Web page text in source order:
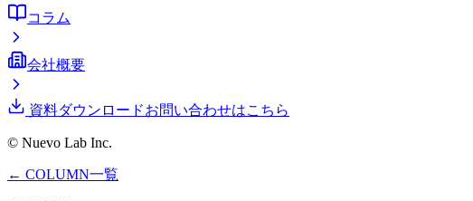
コラム
会社概要
資料ダウンロードお問い合わせはこちら
© Nuevo Lab Inc.
← COLUMN一覧